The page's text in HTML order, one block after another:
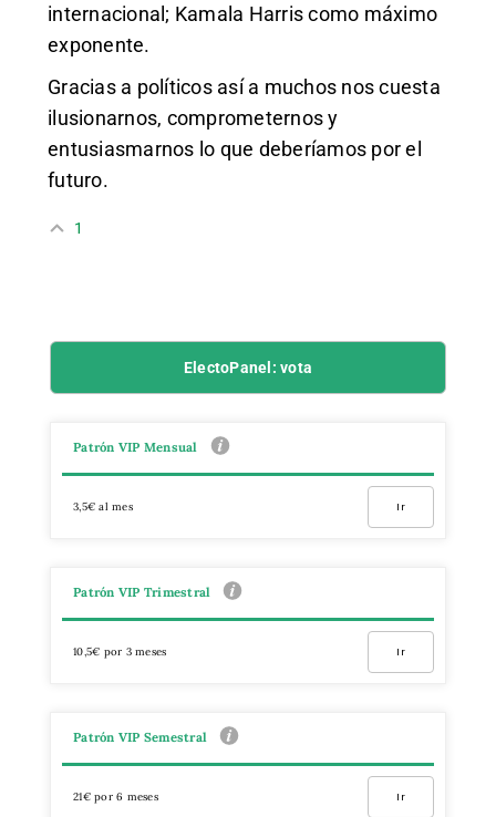
internacional; Kamala Harris como máximo
exponente.
Gracias a políticos así a muchos nos cuesta
ilusionarnos, comprometernos y
entusiasmarnos lo que deberíamos por el
futuro.
1
ElectoPanel: vota
Patrón VIP Mensual
3,5€ al mes Ir
Patrón VIP Trimestral
10,5€ por 3 meses Ir
Patrón VIP Semestral
21€ por 6 meses Ir